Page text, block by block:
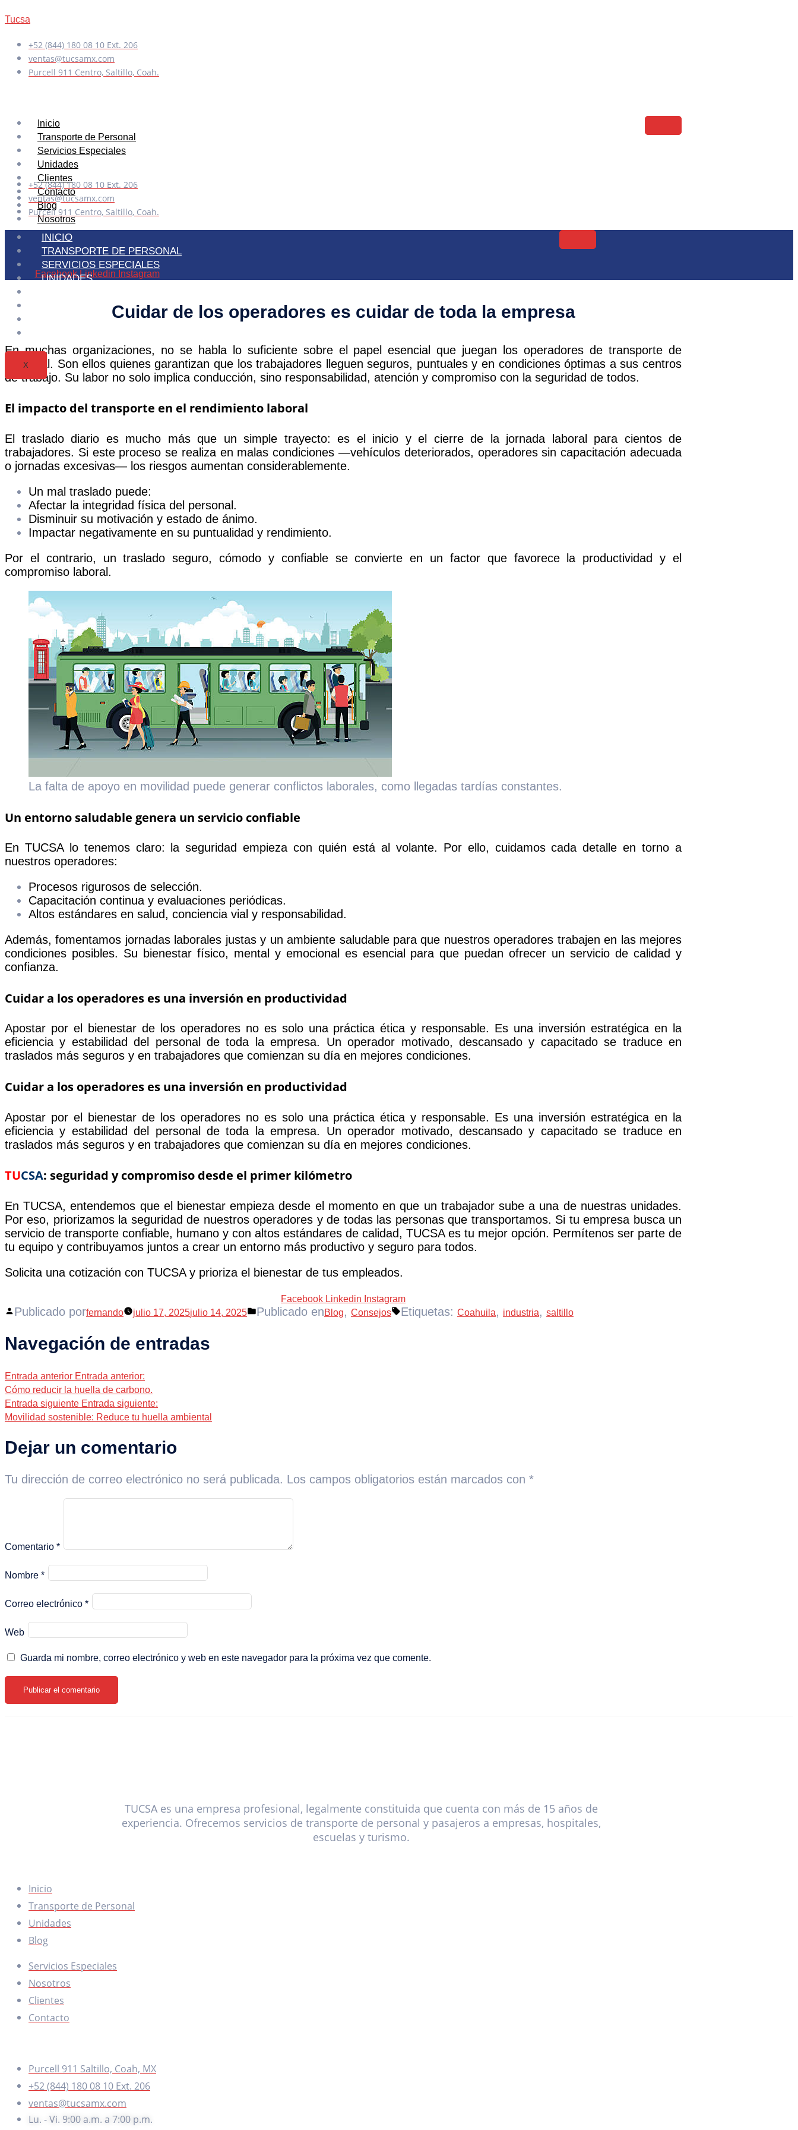
Tucsa
+52 (844) 180 08 10 Ext. 206
ventas@tucsamx.com
Purcell 911 Centro, Saltillo, Coah.
Inicio
Transporte de Personal
Servicios Especiales
Unidades
Clientes
Contacto
Blog
Nosotros
+52 (844) 180 08 10 Ext. 206
ventas@tucsamx.com
Purcell 911 Centro, Saltillo, Coah.
INICIO
TRANSPORTE DE PERSONAL
SERVICIOS ESPECIALES
UNIDADES
X
Facebook Linkedin Instagram
Cuidar de los operadores es cuidar de toda la empresa
En muchas organizaciones, no se habla lo suficiente sobre el papel esencial que juegan los operadores de transporte de
personal. Son ellos quienes garantizan que los trabajadores lleguen seguros, puntuales y en condiciones óptimas a sus centros
de trabajo. Su labor no solo implica conducción, sino responsabilidad, atención y compromiso con la seguridad de todos.
El impacto del transporte en el rendimiento laboral
El traslado diario es mucho más que un simple trayecto: es el inicio y el cierre de la jornada laboral para cientos de
trabajadores. Si este proceso se realiza en malas condiciones —vehículos deteriorados, operadores sin capacitación adecuada
o jornadas excesivas— los riesgos aumentan considerablemente.
Un mal traslado puede:
Afectar la integridad física del personal.
Disminuir su motivación y estado de ánimo.
Impactar negativamente en su puntualidad y rendimiento.
Por el contrario, un traslado seguro, cómodo y confiable se convierte en un factor que favorece la productividad y el
compromiso laboral.
La falta de apoyo en movilidad puede generar conflictos laborales, como llegadas tardías constantes.
Un entorno saludable genera un servicio confiable
En TUCSA lo tenemos claro: la seguridad empieza con quién está al volante. Por ello, cuidamos cada detalle en torno a
nuestros operadores:
Procesos rigurosos de selección.
Capacitación continua y evaluaciones periódicas.
Altos estándares en salud, conciencia vial y responsabilidad.
Además, fomentamos jornadas laborales justas y un ambiente saludable para que nuestros operadores trabajen en las mejores
condiciones posibles. Su bienestar físico, mental y emocional es esencial para que puedan ofrecer un servicio de calidad y
confianza.
Cuidar a los operadores es una inversión en productividad
Apostar por el bienestar de los operadores no es solo una práctica ética y responsable. Es una inversión estratégica en la
eficiencia y estabilidad del personal de toda la empresa. Un operador motivado, descansado y capacitado se traduce en
traslados más seguros y en trabajadores que comienzan su día en mejores condiciones.
Cuidar a los operadores es una inversión en productividad
Apostar por el bienestar de los operadores no es solo una práctica ética y responsable. Es una inversión estratégica en la
eficiencia y estabilidad del personal de toda la empresa. Un operador motivado, descansado y capacitado se traduce en
traslados más seguros y en trabajadores que comienzan su día en mejores condiciones.
TUCSA: seguridad y compromiso desde el primer kilómetro
En TUCSA, entendemos que el bienestar empieza desde el momento en que un trabajador sube a una de nuestras unidades.
Por eso, priorizamos la seguridad de nuestros operadores y de todas las personas que transportamos. Si tu empresa busca un
servicio de transporte confiable, humano y con altos estándares de calidad, TUCSA es tu mejor opción. Permítenos ser parte de
tu equipo y contribuyamos juntos a crear un entorno más productivo y seguro para todos.
Solicita una cotización con TUCSA y prioriza el bienestar de tus empleados.
Facebook Linkedin Instagram
Publicado porfernando julio 17, 2025julio 14, 2025 Publicado enBlog, Consejos Etiquetas: Coahuila, industria, saltillo
Navegación de entradas
Entrada anterior Entrada anterior:
Cómo reducir la huella de carbono.
Entrada siguiente Entrada siguiente:
Movilidad sostenible: Reduce tu huella ambiental
Dejar un comentario
Tu dirección de correo electrónico no será publicada. Los campos obligatorios están marcados con *
Comentario *
Nombre *
Correo electrónico *
Web
Guarda mi nombre, correo electrónico y web en este navegador para la próxima vez que comente.
TUCSA es una empresa profesional, legalmente constituida que cuenta con más de 15 años de
experiencia. Ofrecemos servicios de transporte de personal y pasajeros a empresas, hospitales,
escuelas y turismo.
Inicio
Transporte de Personal
Unidades
Blog
Servicios Especiales
Nosotros
Clientes
Contacto
Purcell 911 Saltillo, Coah, MX
+52 (844) 180 08 10 Ext. 206
ventas@tucsamx.com
Lu. - Vi. 9:00 a.m. a 7:00 p.m.